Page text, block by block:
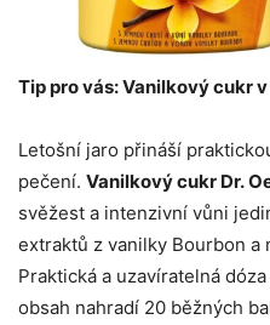
Tip pro vás: Vanilkový cukr
Letošní jaro přináší
pečení. Vanilkový cukr Dr.
svěžest a intenzivní vůni
extraktů z vanilky Bourbon a
Praktická a uzavíratelná
obsah nahradí 20 běžných